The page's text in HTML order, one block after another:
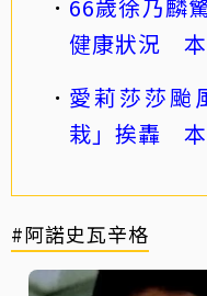
66歲徐乃麟
健康狀況 本
愛莉莎莎颱
栽」挨轟
#阿諾史瓦辛格